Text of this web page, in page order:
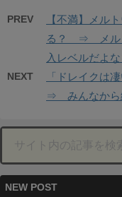
PREV
【不満】メル
る？ ⇒ メルト
入レベルだよ
NEXT
「ドレイクは
⇒ みんなから
NEW POST